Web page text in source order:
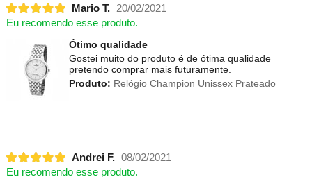
Mario T.
20/02/2021
Eu recomendo esse produto.
Ótimo qualidade
Gostei muito do produto é de ótima qualidade
pretendo comprar mais futuramente.
Produto: Relógio Champion Unissex Prateado
Andrei F. 08/02/2021
Eu recomendo esse produto.